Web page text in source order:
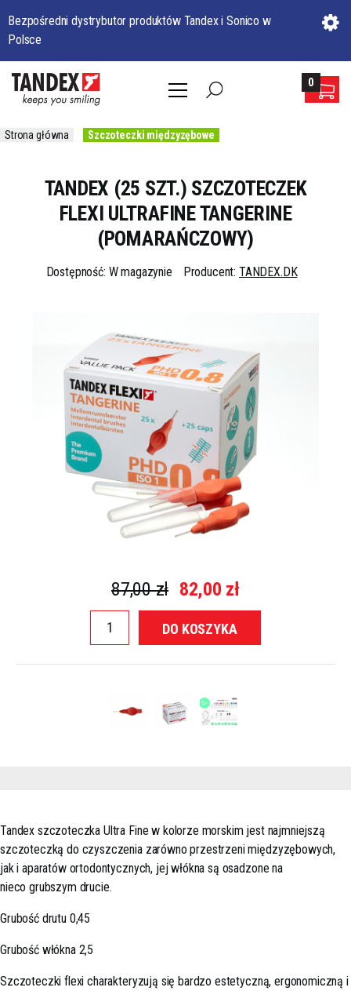
Bezpośredni dystrybutor produktów Tandex i Sonico w
Polsce
0
Strona główna Szczoteczki międzyzębowe
TANDEX (25 SZT.) SZCZOTECZEK
FLEXI ULTRAFINE TANGERINE
(POMARAŃCZOWY)
Dostępność: W magazynie Producent: TANDEX.DK
87,00 zł 82,00 zł
DO KOSZYKA
Tandex szczoteczka Ultra Fine w kolorze morskim jest najmniejszą
szczoteczką do czyszczenia zarówno przestrzeni międzyzębowych,
jak i aparatów ortodontycznych, jej włókna są osadzone na
nieco grubszym drucie.
Grubość drutu 0,45
Grubość włókna 2,5
Szczoteczki flexi charakteryzują się bardzo estetyczną, ergonomiczną i